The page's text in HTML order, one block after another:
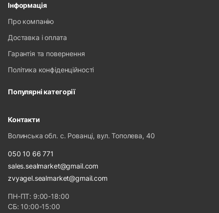
Інформація
Про компанію
Доставка і оплата
Гарантія та повернення
Політика конфіденційності
Популярні категорії
Контакти
Волинська обл. с. Рованці, вул. Тополева, 40
050 10 66 771
sales.sealmarket@gmail.com
zvyagel.sealmarket@gmail.com
ПН-ПТ: 9:00-18:00
СБ: 10:00-15:00